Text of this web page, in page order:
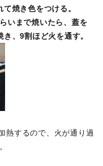
て焼き色をつける。
いまで焼いたら、蓋を
、9割ほど火を通す。
熱するので、火が通り過